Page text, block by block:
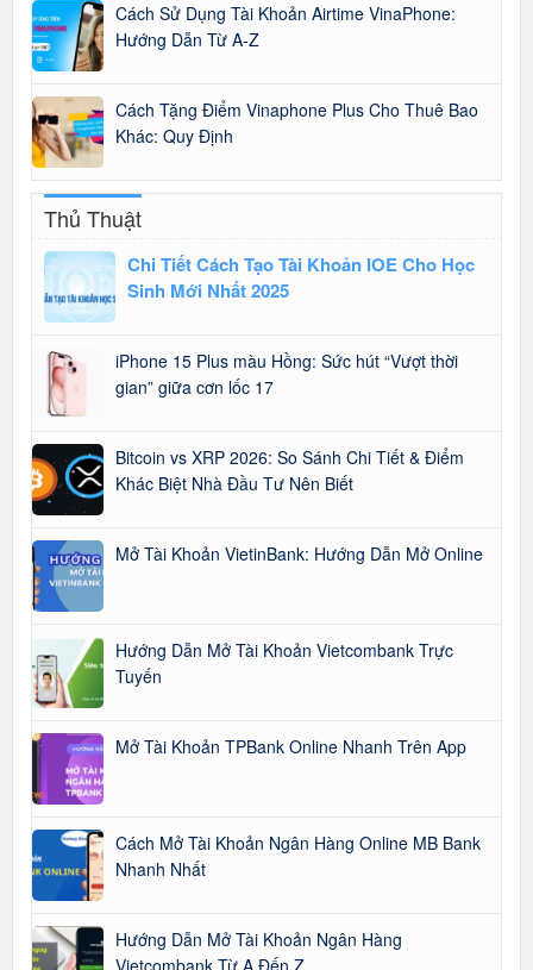
Cách Sử Dụng Tài Khoản Airtime VinaPhone:
Hướng Dẫn Từ A-Z
Cách Tặng Điểm Vinaphone Plus Cho Thuê Bao
Khác: Quy Định
Thủ Thuật
Chi Tiết Cách Tạo Tài Khoản IOE Cho Học
Sinh Mới Nhất 2025
iPhone 15 Plus màu Hồng: Sức hút “Vượt thời
gian” giữa cơn lốc 17
Bitcoin vs XRP 2026: So Sánh Chi Tiết & Điểm
Khác Biệt Nhà Đầu Tư Nên Biết
Mở Tài Khoản VietinBank: Hướng Dẫn Mở Online
Hướng Dẫn Mở Tài Khoản Vietcombank Trực
Tuyến
Mở Tài Khoản TPBank Online Nhanh Trên App
Cách Mở Tài Khoản Ngân Hàng Online MB Bank
Nhanh Nhất
Hướng Dẫn Mở Tài Khoản Ngân Hàng